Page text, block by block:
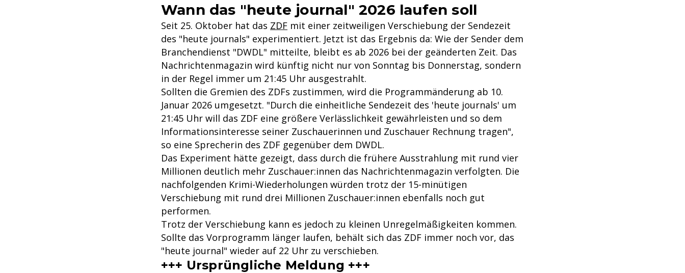
Wann das "heute journal" 2026 laufen soll
Seit 25. Oktober hat das ZDF mit einer zeitweiligen Verschiebung der Sendezeit
des "heute journals" experimentiert. Jetzt ist das Ergebnis da: Wie der Sender dem
Branchendienst "DWDL" mitteilte, bleibt es ab 2026 bei der geänderten Zeit. Das
Nachrichtenmagazin wird künftig nicht nur von Sonntag bis Donnerstag, sondern
in der Regel immer um 21:45 Uhr ausgestrahlt.
Sollten die Gremien des ZDFs zustimmen, wird die Programmänderung ab 10.
Januar 2026 umgesetzt. "Durch die einheitliche Sendezeit des 'heute journals' um
21:45 Uhr will das ZDF eine größere Verlässlichkeit gewährleisten und so dem
Informationsinteresse seiner Zuschauerinnen und Zuschauer Rechnung tragen",
so eine Sprecherin des ZDF gegenüber dem DWDL.
Das Experiment hätte gezeigt, dass durch die frühere Ausstrahlung mit rund vier
Millionen deutlich mehr Zuschauer:innen das Nachrichtenmagazin verfolgten. Die
nachfolgenden Krimi-Wiederholungen würden trotz der 15-minütigen
Verschiebung mit rund drei Millionen Zuschauer:innen ebenfalls noch gut
performen.
Trotz der Verschiebung kann es jedoch zu kleinen Unregelmäßigkeiten kommen.
Sollte das Vorprogramm länger laufen, behält sich das ZDF immer noch vor, das
"heute journal" wieder auf 22 Uhr zu verschieben.
+++ Ursprüngliche Meldung +++